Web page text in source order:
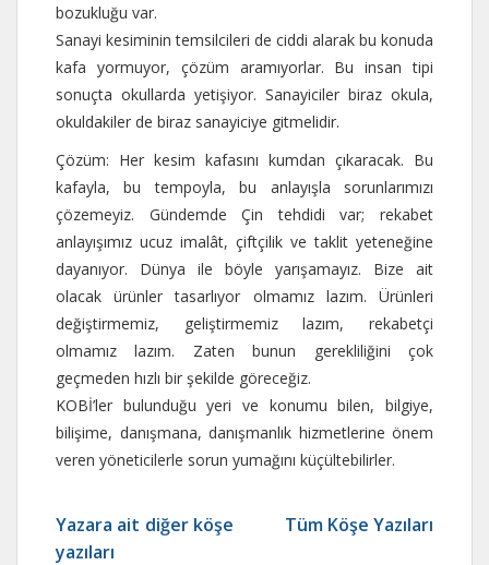
bozukluğu var.
Sanayi kesiminin temsilcileri de ciddi alarak bu konuda
kafa yormuyor, çözüm aramıyorlar. Bu insan tipi
sonuçta okullarda yetişiyor. Sanayiciler biraz okula,
okuldakiler de biraz sanayiciye gitmelidir.
Çözüm: Her kesim kafasını kumdan çıkaracak. Bu
kafayla, bu tempoyla, bu anlayışla sorunlarımızı
çözemeyiz. Gündemde Çin tehdidi var; rekabet
anlayışımız ucuz imalât, çiftçilik ve taklit yeteneğine
dayanıyor. Dünya ile böyle yarışamayız. Bize ait
olacak ürünler tasarlıyor olmamız lazım. Ürünleri
değiştirmemiz, geliştirmemiz lazım, rekabetçi
olmamız lazım. Zaten bunun gerekliliğini çok
geçmeden hızlı bir şekilde göreceğiz.
KOBİ’ler bulunduğu yeri ve konumu bilen, bilgiye,
bilişime, danışmana, danışmanlık hizmetlerine önem
veren yöneticilerle sorun yumağını küçültebilirler.
Yazara ait diğer köşe
yazıları
Tüm Köşe Yazıları